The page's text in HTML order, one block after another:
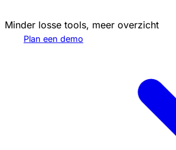
Minder losse tools, meer overzicht
Plan een demo